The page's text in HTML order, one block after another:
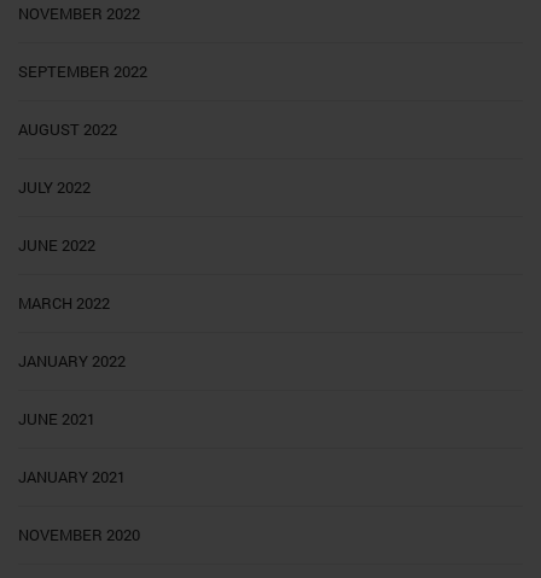
NOVEMBER 2022
SEPTEMBER 2022
AUGUST 2022
JULY 2022
JUNE 2022
MARCH 2022
JANUARY 2022
JUNE 2021
JANUARY 2021
NOVEMBER 2020